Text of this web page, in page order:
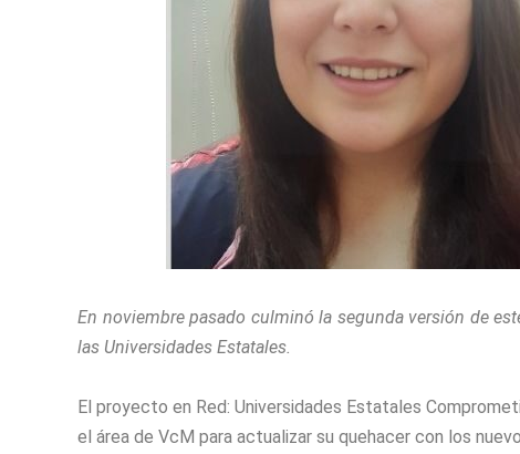
En noviembre pasado culminó la segunda versión de
las Universidades Estatales.
El proyecto en Red: Universidades Estatales
el área de VcM para actualizar su quehacer con los